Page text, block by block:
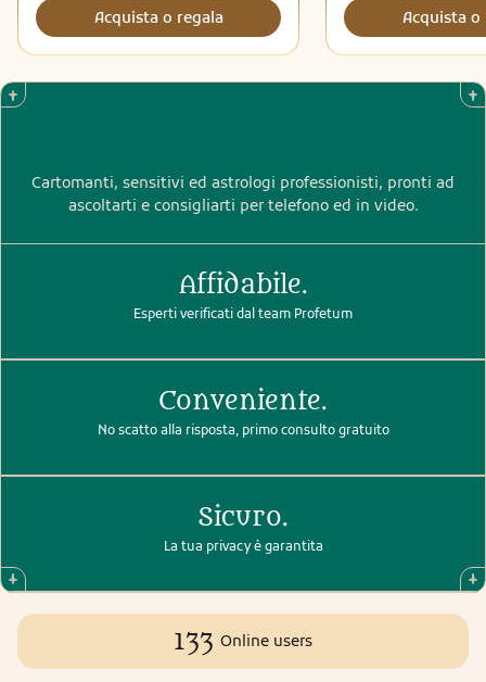
Acquista o regala Acquista o
Cartomanti, sensitivi ed astrologi professionisti, pronti ad
ascoltarti e consigliarti per telefono ed in video.
Affidabile.
Esperti verificati dal team Profetum
Conveniente.
No scatto alla risposta, primo consulto gratuito
Sicuro.
La tua privacy è garantita
133 Online users